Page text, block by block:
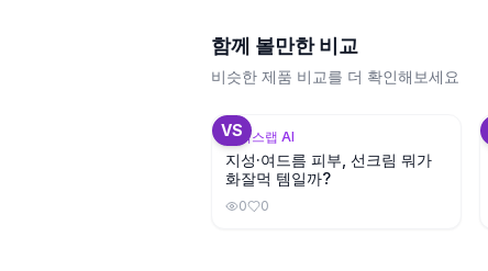
함께 볼만한 비교
비슷한 제품 비교를 더 확인해보세요
VS
뷰틱스랩 AI
지성·여드름 피부, 선크림 뭐가
화잘먹 템일까?
0 0